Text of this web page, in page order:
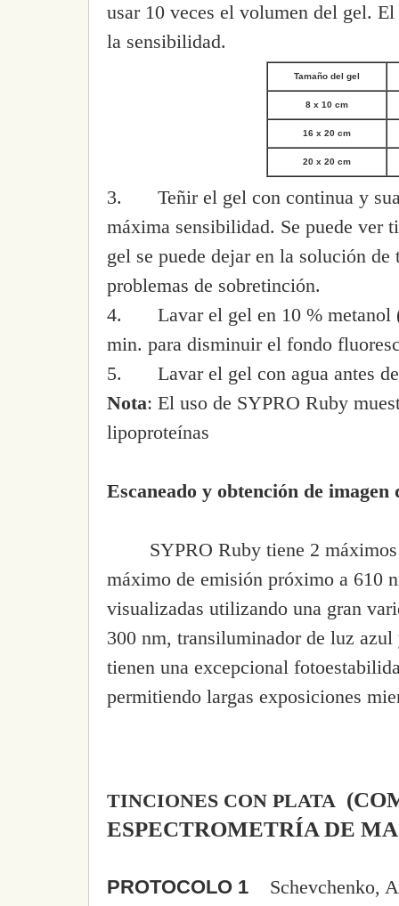
usar 10 veces el volumen del gel.
la sensibilidad.
Tamaño del gel
8 x 10 cm
16 x 20 cm
20 x 20 cm
3.
Teñir el gel con continua y
máxima sensibilidad. Se puede ver
gel se puede dejar en la solución
problemas de sobretinción.
4.
Lavar el gel en 10 %
min. para disminuir el fondo
5.
Lavar el gel con agua antes
Nota: El uso de SYPRO Ruby
lipoproteínas
Escaneado y obtención de imagen
SYPRO Ruby tiene 2
máximo de emisión próximo a 610
visualizadas utilizando una gran
300 nm, transiluminador de luz
tienen una excepcional
permitiendo largas exposiciones
TINCIONES CON PLATA
ESPECTROMETRÍA DE
PROTOCOLO 1 Schevchenko,